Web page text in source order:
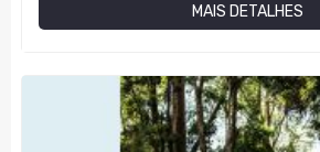
MAIS DETALHES